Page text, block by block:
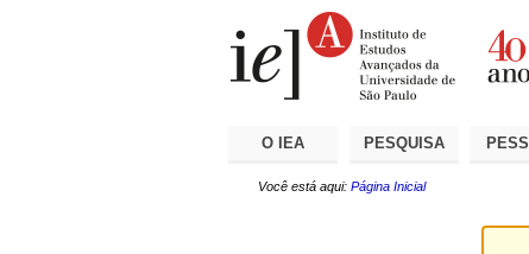
O IEA PESQUISA
Você está aqui: Página Inicial